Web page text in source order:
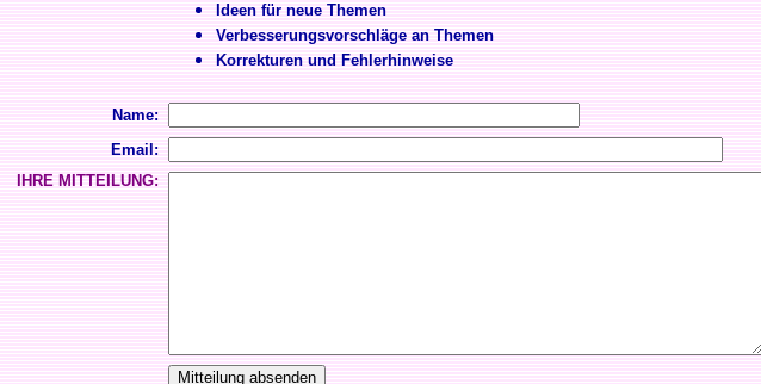
Ideen für neue Themen
Verbesserungsvorschläge an Themen
Korrekturen und Fehlerhinweise
Name:
Email:
IHRE MITTEILUNG: